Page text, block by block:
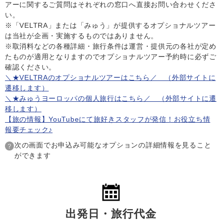
アーに関するご質問はそれぞれの窓口へ直接お問い合わせくださ
い。
※「VELTRA」または「みゅう」が提供するオプショナルツアー
は当社が企画・実施するものではありません。
※取消料などの各種詳細・旅行条件は運営・提供元の各社が定め
たものが適用となりますのでオプショナルツアー予約時に必ずご
確認ください。
＼★VELTRAのオプショナルツアーはこちら／ （外部サイトに
遷移します）
＼★みゅうヨーロッパの個人旅行はこちら／ （外部サイトに遷
移します）
【旅の情報】YouTubeにて旅好きスタッフが発信！お役立ち情
報要チェック♪
次の画面でお申込み可能なオプションの詳細情報を見ること
ができます
出発日・旅行代金